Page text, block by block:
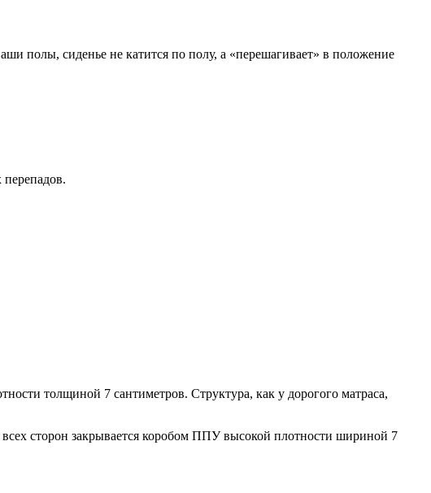
полы, сиденье не катится по полу, а «перешагивает» в положение
толщиной 7 сантиметров. Структура, как у дорогого матраса,
сторон закрывается коробом ППУ высокой плотности шириной 7